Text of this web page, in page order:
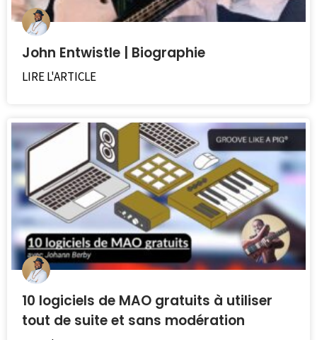
John Entwistle | Biographie
LIRE L'ARTICLE
10 logiciels de MAO gratuits à utiliser
tout de suite et sans modération